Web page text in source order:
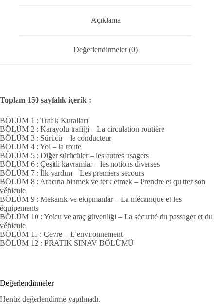
Açıklama
Değerlendirmeler (0)
Toplam 150 sayfalık içerik :
BÖLÜM 1 : Trafik Kuralları
BÖLÜM 2 : Karayolu trafiği – La circulation routière
BÖLÜM 3 : Sürücü – le conducteur
BÖLÜM 4 : Yol – la route
BÖLÜM 5 : Diğer sürücüler – les autres usagers
BÖLÜM 6 : Çeşitli kavramlar – les notions diverses
BÖLÜM 7 : İlk yardım – Les premiers secours
BÖLÜM 8 : Aracına binmek ve terk etmek – Prendre et quitter son
véhicule
BÖLÜM 9 : Mekanik ve ekipmanlar – La mécanique et les
équipements
BÖLÜM 10 : Yolcu ve araç güvenliği – La sécurité du passager et du
véhicule
BÖLÜM 11 : Çevre – L’environnement
BÖLÜM 12 : PRATIK SINAV BÖLÜMÜ
Değerlendirmeler
Henüz değerlendirme yapılmadı.